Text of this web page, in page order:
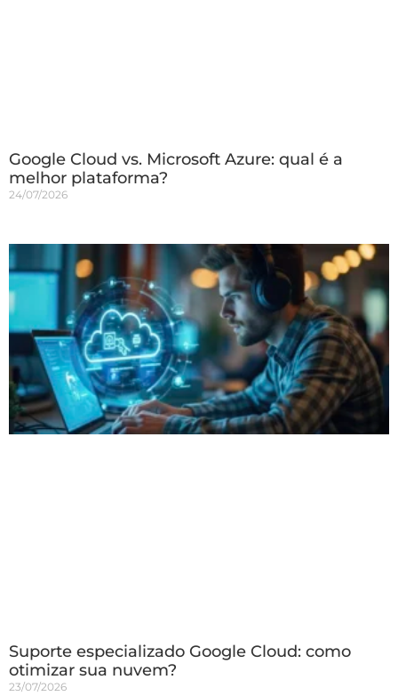
Google Cloud vs. Microsoft Azure: qual é a
melhor plataforma?
24/07/2026
Suporte especializado Google Cloud: como
otimizar sua nuvem?
23/07/2026